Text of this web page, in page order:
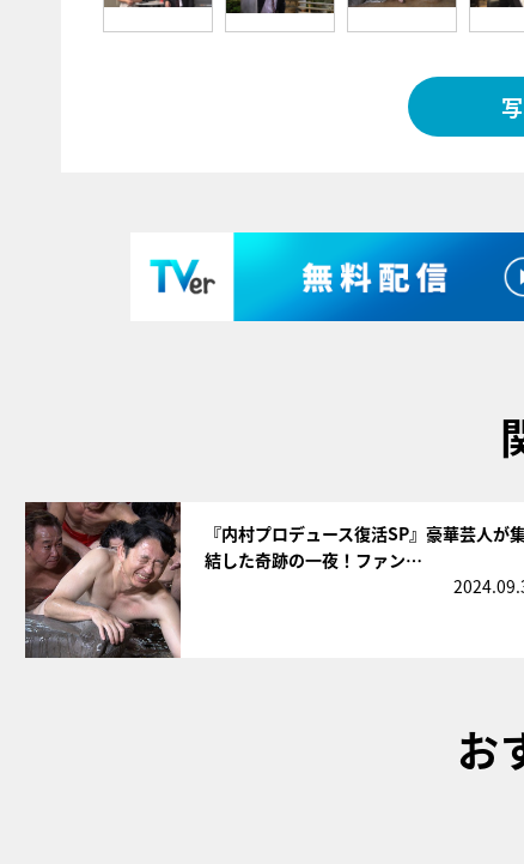
『内村プロデュース復活SP』豪華芸人が
結した奇跡の一夜！ファン…
お